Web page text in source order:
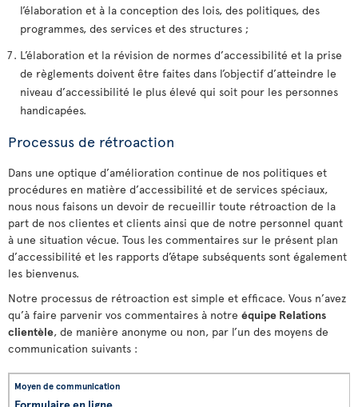
l’élaboration et à la conception des lois, des politiques, des
programmes, des services et des structures ;
L’élaboration et la révision de normes d’accessibilité et la prise
de règlements doivent être faites dans l’objectif d’atteindre le
niveau d’accessibilité le plus élevé qui soit pour les personnes
handicapées.
Processus de rétroaction
Dans une optique d’amélioration continue de nos politiques et
procédures en matière d’accessibilité et de services spéciaux,
nous nous faisons un devoir de recueillir toute rétroaction de la
part de nos clientes et clients ainsi que de notre personnel quant
à une situation vécue. Tous les commentaires sur le présent plan
d’accessibilité et les rapports d’étape subséquents sont également
les bienvenus.
Notre processus de rétroaction est simple et efficace. Vous n’avez
qu’à faire parvenir vos commentaires à notre équipe Relations
clientèle, de manière anonyme ou non, par l’un des moyens de
communication suivants :